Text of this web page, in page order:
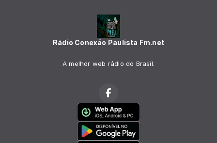
Rádio Conexão Paulista Fm.net
A melhor web rádio do Brasil.